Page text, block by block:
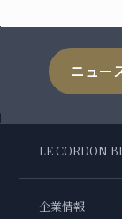
ニュー
LE CORDON
企業情報